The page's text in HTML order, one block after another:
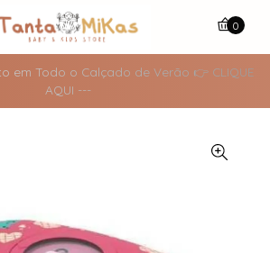
em Todo o Calçado de Verão 👉 CLIQUE
AQUI ---
0